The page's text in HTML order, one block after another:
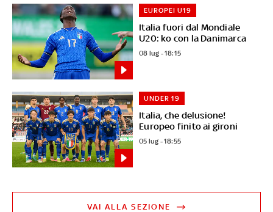
Italia fuori dal Mondiale
U20: ko con la Danimarca
EUROPEI U19
08 lug - 18:15
Italia, che delusione!
Europeo finito ai gironi
UNDER 19
05 lug - 18:55
VAI ALLA SEZIONE